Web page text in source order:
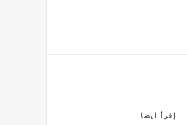
إقرأ ايضا